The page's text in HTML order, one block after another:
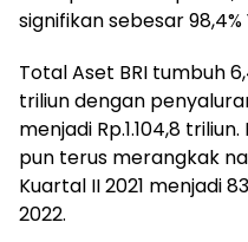
signifikan sebesar 98,4%
Total Aset BRI tumbuh
triliun dengan
menjadi Rp.1.104,8
pun terus merangkak
Kuartal II 2021 menjadi
2022.